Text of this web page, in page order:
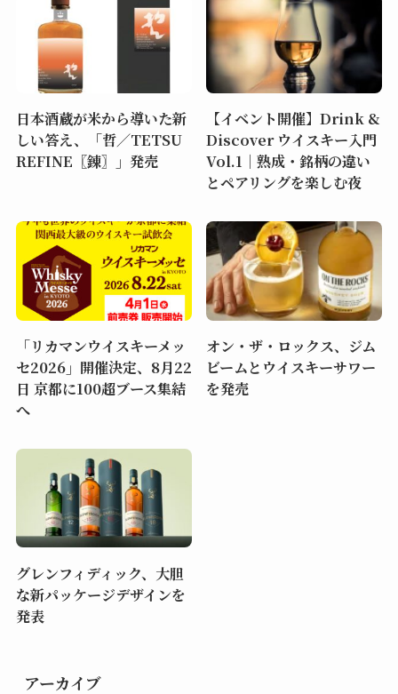
日本酒蔵が米から導いた新
しい答え、「哲／TETSU
REFINE〖錬〗」発売
【イベント開催】Drink &
Discover ウイスキー入門
Vol.1｜熟成・銘柄の違い
とペアリングを楽しむ夜
「リカマンウイスキーメッ
セ2026」開催決定、8月22
日 京都に100超ブース集結
へ
オン・ザ・ロックス、ジム
ビームとウイスキーサワー
を発売
グレンフィディック、大胆
な新パッケージデザインを
発表
アーカイブ